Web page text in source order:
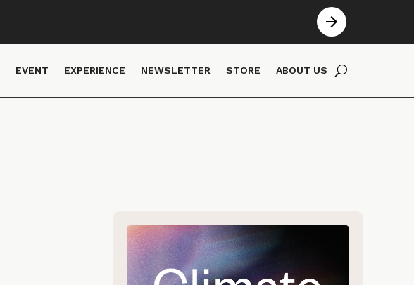
EVENT EXPERIENCE NEWSLETTER STORE ABOUT US